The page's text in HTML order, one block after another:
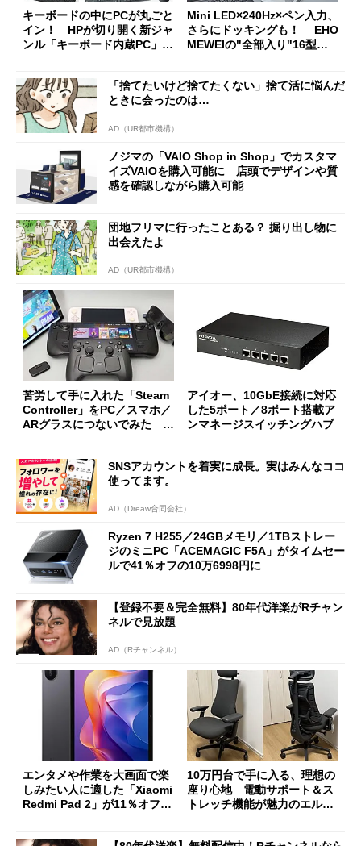
キーボードの中にPCが丸ごと
イン！ HPが切り開く新ジャ
ンル「キーボード内蔵PC」の
Mini LED×240Hz×ペン入力、
さらにドッキングも！ EHO
MEWEIの"全部入り"16型モ
「捨てたいけど捨てたくない」捨て活に悩んだ
ときに会ったのは…
AD（UR都市機構）
ノジマの「VAIO Shop in Shop」でカスタマ
イズVAIOを購入可能に 店頭でデザインや質
感を確認しながら購入可能
団地フリマに行ったことある？ 掘り出し物に
出会えたよ
AD（UR都市機構）
苦労して手に入れた「Steam
Controller」をPC／スマホ／
ARグラスにつないでみた ゲ
アイオー、10GbE接続に対応
した5ポート／8ポート搭載ア
ンマネージスイッチングハブ
SNSアカウントを着実に成長。実はみんなココ
使ってます。
AD（Dreaw合同会社）
Ryzen 7 H255／24GBメモリ／1TBストレー
ジのミニPC「ACEMAGIC F5A」がタイムセー
ルで41％オフの10万6998円に
【登録不要＆完全無料】80年代洋楽がRチャン
ネルで見放題
AD（Rチャンネル）
エンタメや作業を大画面で楽
しみたい人に適した「Xiaomi
Redmi Pad 2」が11％オフの
10万円台で手に入る、理想の
座り心地 電動サポート＆ス
トレッチ機能が魅力のエルゴ